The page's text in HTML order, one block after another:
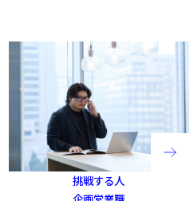
挑戦する人